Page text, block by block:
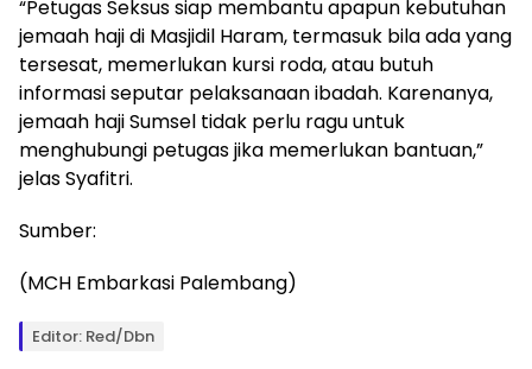
“Petugas Seksus siap membantu apapun kebutuhan
jemaah haji di Masjidil Haram, termasuk bila ada yang
tersesat, memerlukan kursi roda, atau butuh
informasi seputar pelaksanaan ibadah. Karenanya,
jemaah haji Sumsel tidak perlu ragu untuk
menghubungi petugas jika memerlukan bantuan,”
jelas Syafitri.
Sumber:
(MCH Embarkasi Palembang)
Editor: Red/Dbn